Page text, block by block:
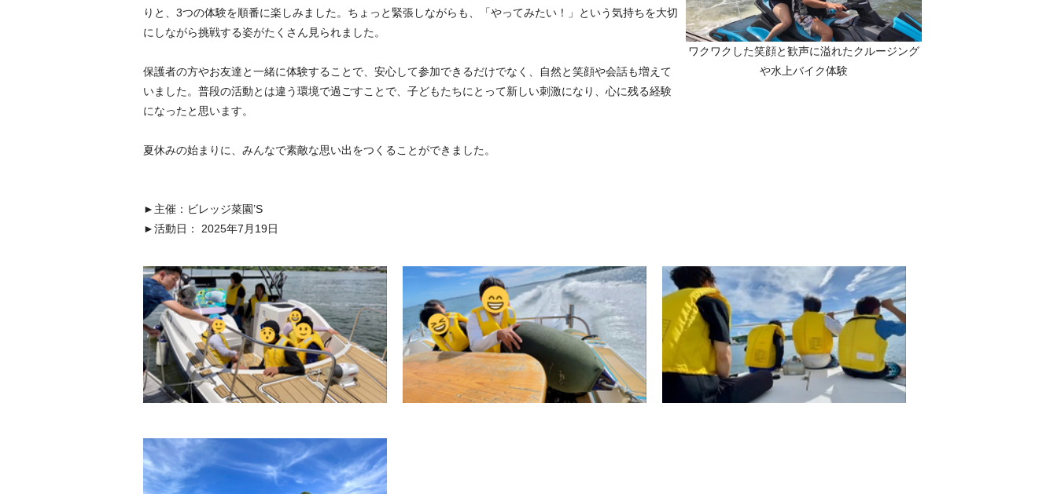
ワクワクした笑顔と歓声に溢れたクルージング
や水上バイク体験
りと、3つの体験を順番に楽しみました。ちょっと緊張しながらも、「やってみたい！」という気持ちを大切
にしながら挑戦する姿がたくさん見られました。
保護者の方やお友達と一緒に体験することで、安心して参加できるだけでなく、自然と笑顔や会話も増えて
いました。普段の活動とは違う環境で過ごすことで、子どもたちにとって新しい刺激になり、心に残る経験
になったと思います。
夏休みの始まりに、みんなで素敵な思い出をつくることができました。
►主催：ビレッジ菜園’S
►活動日： 2025年7月19日